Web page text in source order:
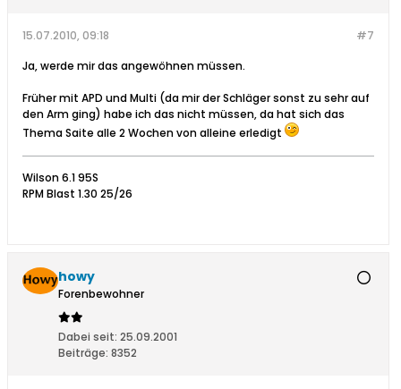
#7
15.07.2010, 09:18
Ja, werde mir das angewöhnen müssen.
Früher mit APD und Multi (da mir der Schläger sonst zu sehr auf
den Arm ging) habe ich das nicht müssen, da hat sich das
Thema Saite alle 2 Wochen von alleine erledigt
Wilson 6.1 95S
RPM Blast 1.30 25/26
howy
Forenbewohner
Dabei seit: 25.09.2001
Beiträge: 8352